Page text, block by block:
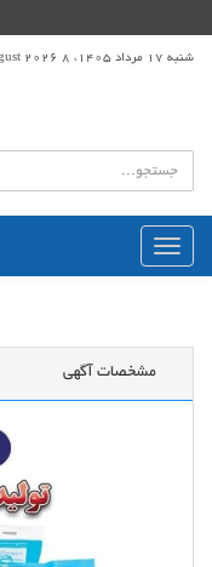
شنبه 17 مرداد 1405، 8 August 2026
منوی
اصلی
مشخصات آگهی